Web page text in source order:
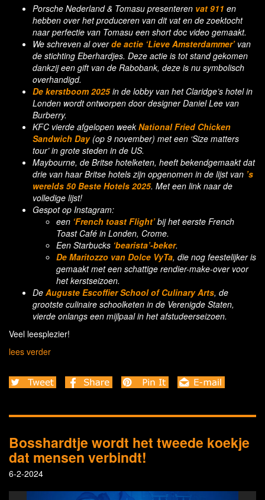
Porsche Nederland & Tomasu presenteren vat 911 en
hebben over het produceren van dit vat en de zoektocht
naar perfectie van Tomasu een short doc video gemaakt.
We schreven al overde actie ‘Lieve Amsterdammer’van
de stichting Eberhardjes. Deze actie is tot stand gekomen
dankzij een gift van de Rabobank, deze is nu symbolisch
overhandigd.
De kerstboom 2025in de lobby van het Claridge’s hotel in
Londen wordt ontworpen door designer Daniel Lee van
Burberry.
KFC vierde afgelopen weekNational Fried Chicken
Sandwich Day(op 9 november) met een ‘Size matters
tour’ in grote steden in de US.
Maybourne, de Britse hotelketen, heeft bekendgemaakt dat
drie van haar Britse hotels zijn opgenomen in de lijst van ’s
werelds 50 Beste Hotels 2025. Met een link naar de
volledige lijst!
Gespot op Instagram:
een ‘French toast Flight’bij het eerste French
Toast Café in Londen, Crome.
Een Starbucks ‘bearista’-beker.
De Maritozzo van Dolce VyTa, die nog feestelijker is
gemaakt met een schattige rendier-make-over voor
het kerstseizoen.
De Auguste Escoffier School of Culinary Arts, de
grootste culinaire schoolketen in de Verenigde Staten,
vierde onlangs een mijlpaal in het afstudeerseizoen.
Veel leesplezier!
lees verder
Bosshardtje wordt het tweede koekje
dat mensen verbindt!
6-2-2024